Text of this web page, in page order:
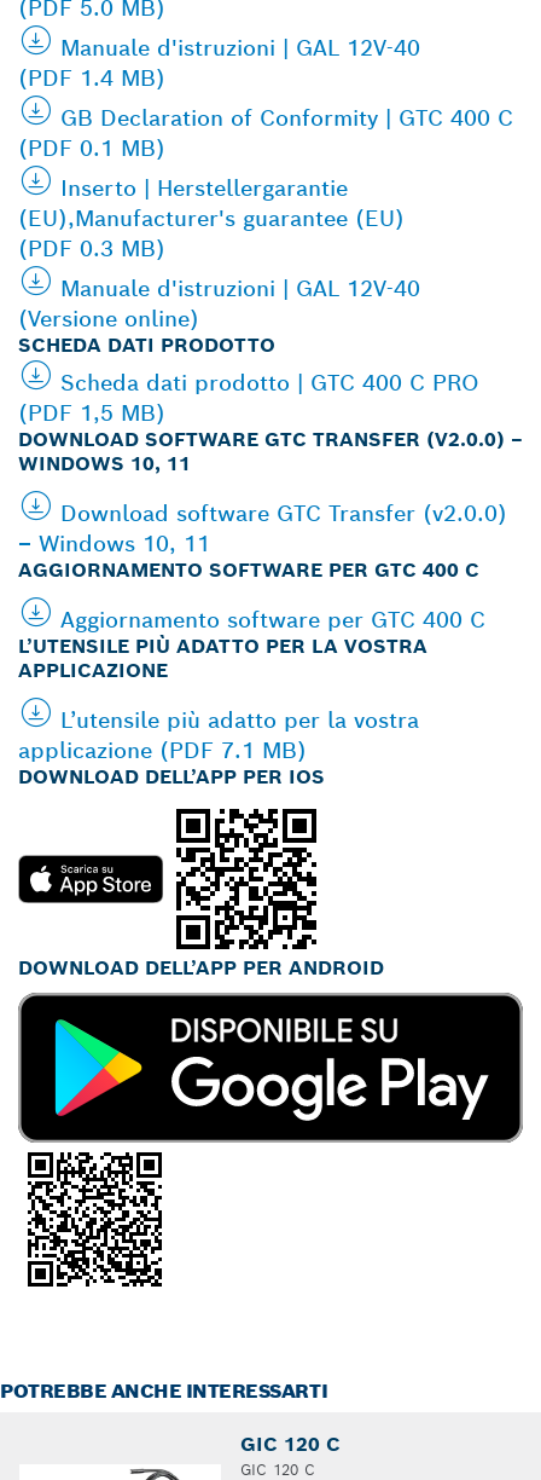
(PDF 5.0 MB)
Manuale d'istruzioni | GAL 12V-40
(PDF 1.4 MB)
GB Declaration of Conformity | GTC 400 C
(PDF 0.1 MB)
Inserto | Herstellergarantie
(EU),Manufacturer's guarantee (EU)
(PDF 0.3 MB)
Manuale d'istruzioni | GAL 12V-40
(Versione online)
SCHEDA DATI PRODOTTO
Scheda dati prodotto | GTC 400 C PRO
(PDF 1,5 MB)
DOWNLOAD SOFTWARE GTC TRANSFER (V2.0.0) –
WINDOWS 10, 11
Download software GTC Transfer (v2.0.0)
– Windows 10, 11
AGGIORNAMENTO SOFTWARE PER GTC 400 C
Aggiornamento software per GTC 400 C
L’UTENSILE PIÙ ADATTO PER LA VOSTRA
APPLICAZIONE
L’utensile più adatto per la vostra
applicazione (PDF 7.1 MB)
DOWNLOAD DELL’APP PER IOS
DOWNLOAD DELL’APP PER ANDROID
POTREBBE ANCHE INTERESSARTI
GIC 120 C
GIC 120 C